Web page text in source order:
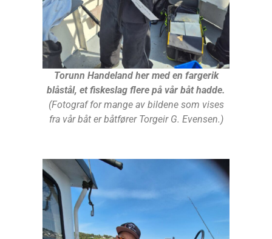
Torunn Handeland her med en fargerik
blåstål, et fiskeslag flere på vår båt hadde.
(Fotograf for mange av bildene som vises
fra vår båt er båtfører Torgeir G. Evensen.)